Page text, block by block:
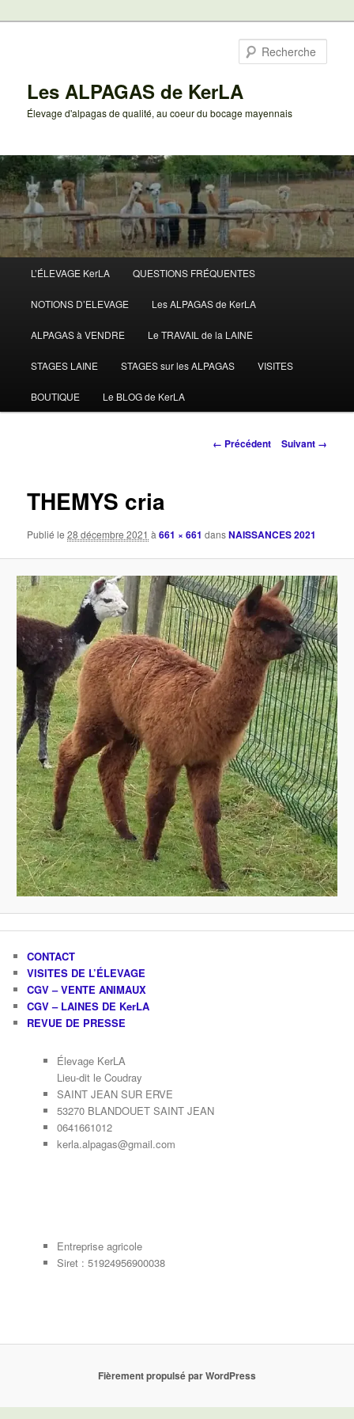
Les ALPAGAS de KerLA
Élevage d'alpagas de qualité, au coeur du bocage mayennais
principal
L’ÉLEVAGE KerLA QUESTIONS FRÉQUENTES
NOTIONS D’ELEVAGE Les ALPAGAS de KerLA
ALPAGAS à VENDRE Le TRAVAIL de la LAINE
STAGES LAINE STAGES sur les ALPAGAS VISITES
BOUTIQUE Le BLOG de KerLA
Navigation
← Précédent Suivant →
THEMYS cria
Publié le28 décembre 2021 à661 × 661 dansNAISSANCES 2021
CONTACT
VISITES DE L’ÉLEVAGE
CGV – VENTE ANIMAUX
CGV – LAINES DE KerLA
REVUE DE PRESSE
Élevage KerLA
Lieu-dit le Coudray
SAINT JEAN SUR ERVE
53270 BLANDOUET SAINT JEAN
0641661012
kerla.alpagas@gmail.com
Entreprise agricole
Siret : 51924956900038
Fièrement propulsé par WordPress